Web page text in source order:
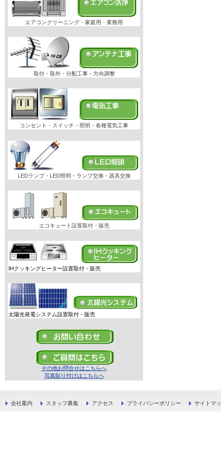
エアコンクリーニング・家庭用・業務用
取付・取外・分配工事・方向調整
コンセント・スイッチ・照明・各種電気工事
LEDランプ・LED照明・ランプ交換・器具交換
エコキュート設置取付・販売
IHクッキングヒーター設置取付・販売
太陽光発電システム設置取付・販売
その他お問合せはこちらへ
写真貼り付けはこちらへ
会社案内 スタッフ募集 アクセス プライバシーポリシー サイトマ